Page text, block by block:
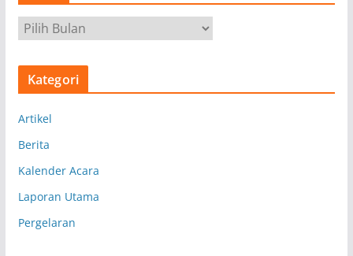
r
s
Kategori
Artikel
Berita
Kalender Acara
Laporan Utama
Pergelaran